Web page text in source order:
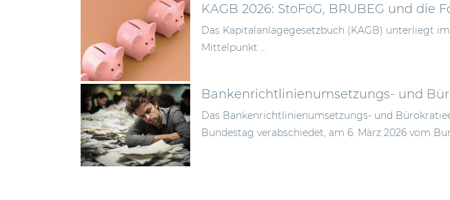
KAGB 2026: StoFöG, BRUBEG und die
Das Kapitalanlagegesetzbuch (KAGB) unterliegt
Mittelpunkt ...
Das Bankenrichtlinienumsetzungs- und
Bundestag verabschiedet, am 6. März 2026 vom